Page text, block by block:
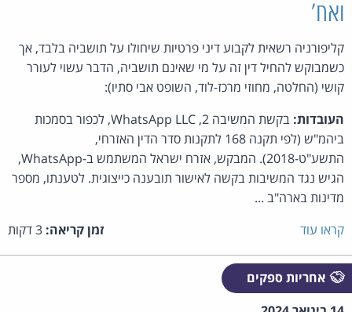
ואח'
קליפורניה רשאית לקבוע דיני פרטיות שיחולו על תושביה בלבד, אך
כשמבוקש להחיל דין זה על מי שאינם תושביה, הדבר עשוי לעורר
קושי (החלטה, מחוזי מרכז-לוד, השופט אבי סתיו):
העובדות:
בקשת המשיבה 2, WhatsApp LLC, לכפור בסמכות
ביהמ"ש (לפי תקנה 168 לתקנות סדר הדין האזרחי,
התשע"ט-2018). המבקש, אזרח ישראל המשתמש ב-WhatsApp,
הגיש נגד המשיבות בקשה לאישור תובענה כייצוגית. לטענתו, מספר
מדינות בארה"ב ...
קראו עוד
זמן קריאה:
אחריות ספקים